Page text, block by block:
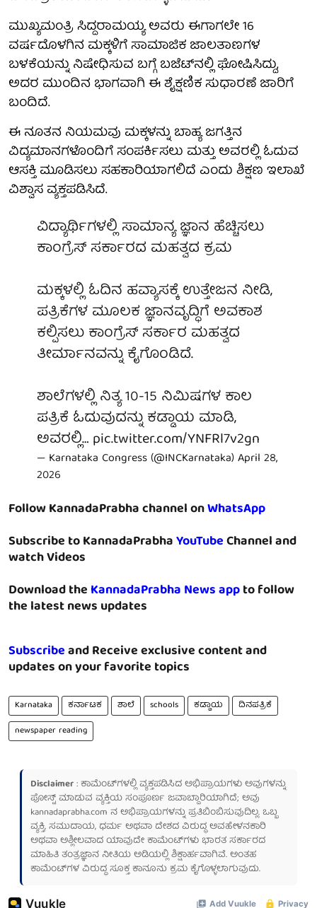
ಮುಖ್ಯಮಂತ್ರಿ ಸಿದ್ದರಾಮಯ್ಯ ಅವರು ಈಗಾಗಲೇ 16
ವರ್ಷದೊಳಗಿನ ಮಕ್ಕಳಿಗೆ ಸಾಮಾಜಿಕ ಜಾಲತಾಣಗಳ
ಬಳಕೆಯನ್ನು ನಿಷೇಧಿಸುವ ಬಗ್ಗೆ ಬಜೆಟ್‌ನಲ್ಲಿ ಘೋಷಿಸಿದ್ದು,
ಅದರ ಮುಂದಿನ ಭಾಗವಾಗಿ ಈ ಶೈಕ್ಷಣಿಕ ಸುಧಾರಣೆ ಜಾರಿಗೆ
ಬಂದಿದೆ.
ಈ ನೂತನ ನಿಯಮವು ಮಕ್ಕಳನ್ನು ಬಾಹ್ಯ ಜಗತ್ತಿನ
ವಿದ್ಯಮಾನಗಳೊಂದಿಗೆ ಸಂಪರ್ಕಿಸಲು ಮತ್ತು ಅವರಲ್ಲಿ ಓದುವ
ಆಸಕ್ತಿ ಮೂಡಿಸಲು ಸಹಕಾರಿಯಾಗಲಿದೆ ಎಂದು ಶಿಕ್ಷಣ ಇಲಾಖೆ
ವಿಶ್ವಾಸ ವ್ಯಕ್ತಪಡಿಸಿದೆ.
ವಿದ್ಯಾರ್ಥಿಗಳಲ್ಲಿ ಸಾಮಾನ್ಯ ಜ್ಞಾನ ಹೆಚ್ಚಿಸಲು
ಕಾಂಗ್ರೆಸ್ ಸರ್ಕಾರದ ಮಹತ್ವದ ಕ್ರಮ
ಮಕ್ಕಳಲ್ಲಿ ಓದಿನ ಹವ್ಯಾಸಕ್ಕೆ ಉತ್ತೇಜನ ನೀಡಿ,
ಪತ್ರಿಕೆಗಳ ಮೂಲಕ ಜ್ಞಾನವೃದ್ಧಿಗೆ ಅವಕಾಶ
ಕಲ್ಪಿಸಲು ಕಾಂಗ್ರೆಸ್ ಸರ್ಕಾರ ಮಹತ್ವದ
ತೀರ್ಮಾನವನ್ನು ಕೈಗೊಂಡಿದೆ.
ಶಾಲೆಗಳಲ್ಲಿ ನಿತ್ಯ 10-15 ನಿಮಿಷಗಳ ಕಾಲ
ಪತ್ರಿಕೆ ಓದುವುದನ್ನು ಕಡ್ಡಾಯ ಮಾಡಿ,
ಅವರಲ್ಲಿ… pic.twitter.com/YNFRl7v2gn
— Karnataka Congress (@INCKarnataka)April 28,
2026
Follow KannadaPrabha channel onWhatsApp
Subscribe to KannadaPrabhaYouTubeChannel and
watch Videos
Download theKannadaPrabha News appto follow
the latest news updates
Subscribeand Receive exclusive content and
updates on your favorite topics
Karnataka ಕರ್ನಾಟಕ ಶಾಲೆ schools ಕಡ್ಡಾಯ
ದಿನಪತ್ರಿಕೆ
newspaper reading
Disclaimer: ಕಾಮೆಂಟ್‌ಗಳಲ್ಲಿ ವ್ಯಕ್ತಪಡಿಸಿದ ಅಭಿಪ್ರಾಯಗಳು ಅವುಗಳನ್ನು
ಪೋಸ್ಟ್ ಮಾಡುವ ವ್ಯಕ್ತಿಯ ಸಂಪೂರ್ಣ ಜವಾಬ್ದಾರಿಯಾಗಿದೆ; ಅವು
kannadaprabha.com ನ ಅಭಿಪ್ರಾಯಗಳನ್ನು ಪ್ರತಿಬಿಂಬಿಸುವುದಿಲ್ಲ. ಒಬ್ಬ
ವ್ಯಕ್ತಿ, ಸಮುದಾಯ, ಧರ್ಮ ಅಥವಾ ದೇಶದ ವಿರುದ್ಧ ಅವಹೇಳನಕಾರಿ
ಅಥವಾ ಅಶ್ಲೀಲವಾದ ಯಾವುದೇ ಕಾಮೆಂಟ್‌ಗಳು ಭಾರತ ಸರ್ಕಾರದ
ಮಾಹಿತಿ ತಂತ್ರಜ್ಞಾನ ನೀತಿಯ ಅಡಿಯಲ್ಲಿ ಶಿಕ್ಷಾರ್ಹವಾಗಿವೆ. ಅಂತಹ
ಕಾಮೆಂಟ್‌ಗಳ ವಿರುದ್ಧ ಸೂಕ್ತ ಕಾನೂನು ಕ್ರಮ ಕೈಗೊಳ್ಳಲಾಗುವುದು.